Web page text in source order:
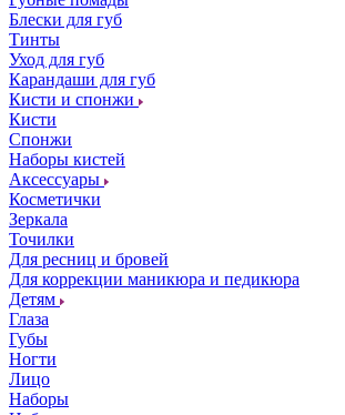
Блески для губ
Тинты
Уход для губ
Карандаши для губ
Кисти и спонжи
Кисти
Спонжи
Наборы кистей
Аксессуары
Косметички
Зеркала
Точилки
Для ресниц и бровей
Для коррекции маникюра и педикюра
Детям
Глаза
Губы
Ногти
Лицо
Наборы